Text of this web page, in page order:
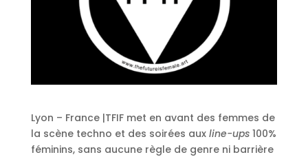
Lyon – France |TFIF met en avant des femmes de
la scène techno et des soirées aux line-ups100%
féminins, sans aucune règle de genre ni barrière